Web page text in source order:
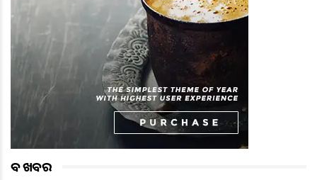
ବଡ ଖବର